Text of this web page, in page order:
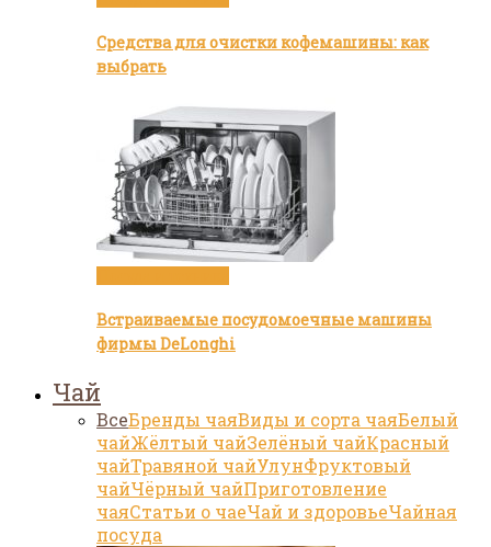
Средства для очистки кофемашины: как
выбрать
Встраиваемые посудомоечные машины
фирмы DeLonghi
Чай
ВсеБренды чаяВиды и сорта чаяБелый
чайЖёлтый чайЗелёный чайКрасный
чайТравяной чайУлунФруктовый
чайЧёрный чайПриготовление
чаяСтатьи о чаеЧай и здоровьеЧайная
посуда